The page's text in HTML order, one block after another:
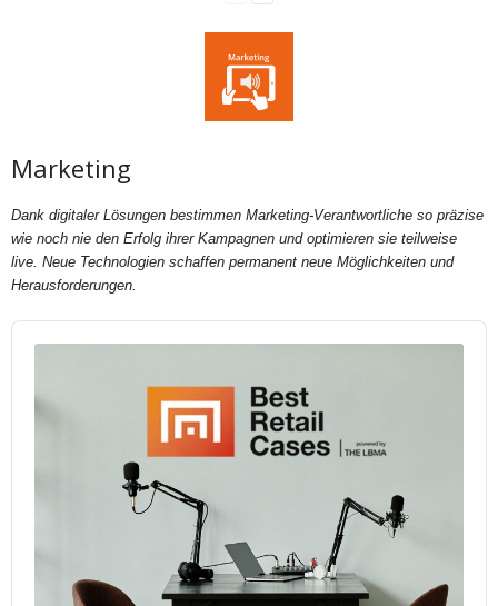
Marketing
Dank digitaler Lösungen bestimmen Marketing-Verantwortliche so präzise
wie noch nie den Erfolg ihrer Kampagnen und optimieren sie teilweise
live. Neue Technologien schaffen permanent neue Möglichkeiten und
Herausforderungen.
Audio
Player